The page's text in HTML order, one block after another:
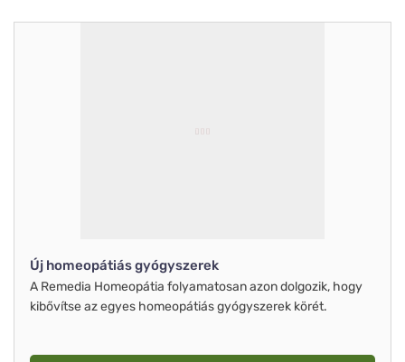
Új homeopátiás gyógyszerek
A Remedia Homeopátia folyamatosan azon dolgozik, hogy
kibővítse az egyes homeopátiás gyógyszerek körét.